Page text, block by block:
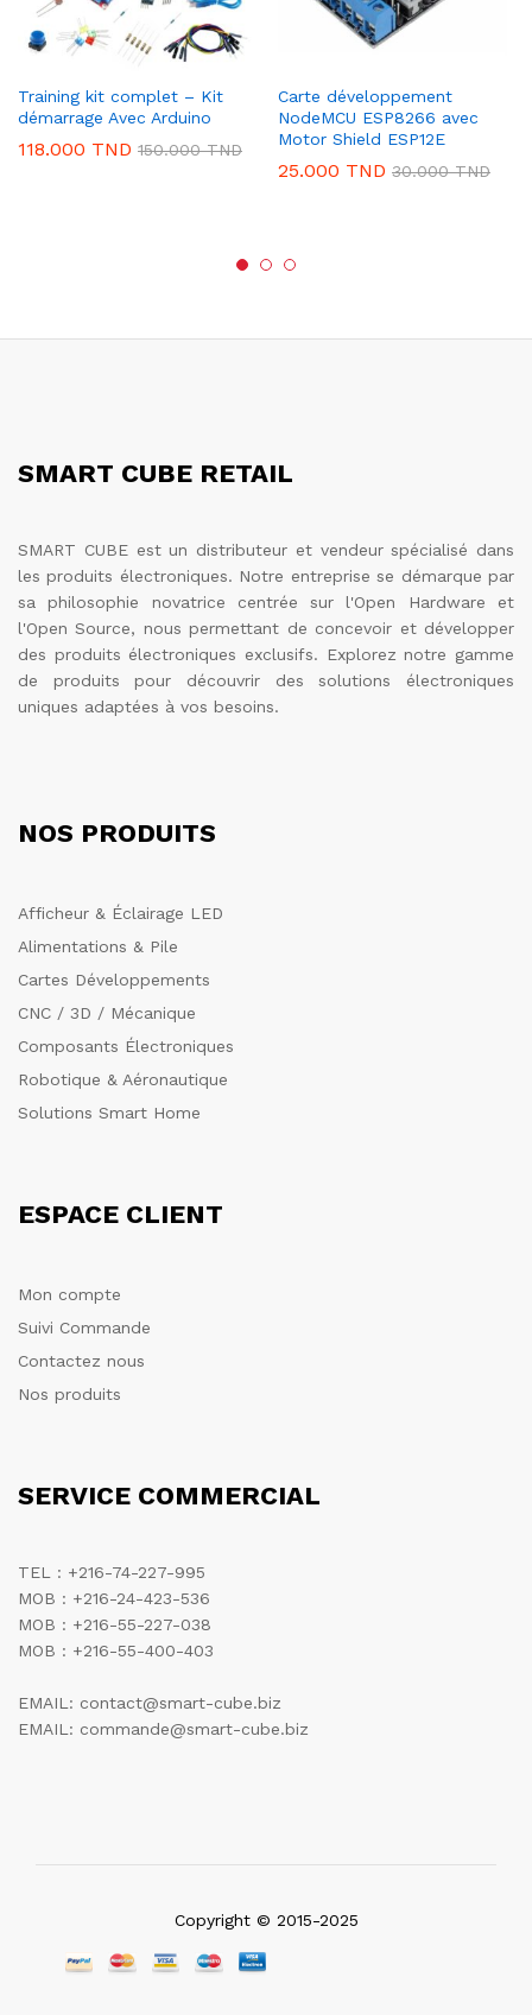
Training kit complet – Kit
démarrage Avec Arduino
118.000 TND 150.000TND
Carte développement
NodeMCU ESP8266 avec
Motor Shield ESP12E
25.000 TND 30.000TND
SMART CUBE RETAIL
SMART CUBE est un distributeur et vendeur spécialisé dans
les produits électroniques. Notre entreprise se démarque par
sa philosophie novatrice centrée sur l'Open Hardware et
l'Open Source, nous permettant de concevoir et développer
des produits électroniques exclusifs. Explorez notre gamme
de produits pour découvrir des solutions électroniques
uniques adaptées à vos besoins.
NOS PRODUITS
Afficheur & Éclairage LED
Alimentations & Pile
Cartes Développements
CNC / 3D / Mécanique
Composants Électroniques
Robotique & Aéronautique
Solutions Smart Home
ESPACE CLIENT
Mon compte
Suivi Commande
Contactez nous
Nos produits
SERVICE COMMERCIAL
TEL : +216-74-227-995
MOB : +216-24-423-536
MOB : +216-55-227-038
MOB : +216-55-400-403
EMAIL: contact@smart-cube.biz
EMAIL: commande@smart-cube.biz
Copyright © 2015-2025